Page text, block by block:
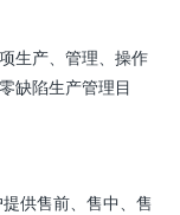
生产、管理、操作
缺陷生产管理目
供售前、售中、售